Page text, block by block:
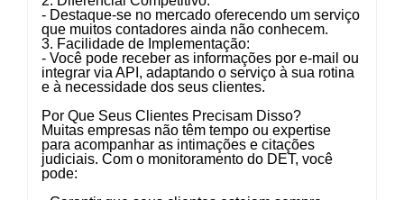
- Destaque-se no mercado oferecendo um serviço
que muitos contadores ainda não conhecem.
3. Facilidade de Implementação:
- Você pode receber as informações por e-mail ou
integrar via API, adaptando o serviço à sua rotina
e à necessidade dos seus clientes.
Por Que Seus Clientes Precisam Disso?
Muitas empresas não têm tempo ou expertise
para acompanhar as intimações e citações
judiciais. Com o monitoramento do DET, você
pode: